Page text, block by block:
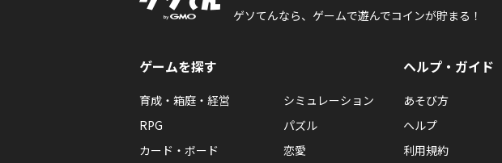
ゲソてんなら、ゲームで遊んでコインが貯まる！
ゲームを探す
育成・箱庭・経営
シミュレーション
RPG
パズル
カード・ボード
恋愛
ヘルプ・ガイド
あそび方
ヘルプ
利用規約